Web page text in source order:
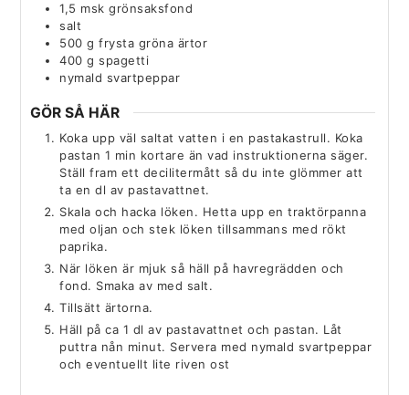
1,5 msk grönsaksfond
salt
500 g frysta gröna ärtor
400 g spagetti
nymald svartpeppar
GÖR SÅ HÄR
Koka upp väl saltat vatten i en pastakastrull. Koka
pastan 1 min kortare än vad instruktionerna säger.
Ställ fram ett decilitermått så du inte glömmer att
ta en dl av pastavattnet.
Skala och hacka löken. Hetta upp en traktörpanna
med oljan och stek löken tillsammans med rökt
paprika.
När löken är mjuk så häll på havregrädden och
fond. Smaka av med salt.
Tillsätt ärtorna.
Häll på ca 1 dl av pastavattnet och pastan. Låt
puttra nån minut. Servera med nymald svartpeppar
och eventuellt lite riven ost